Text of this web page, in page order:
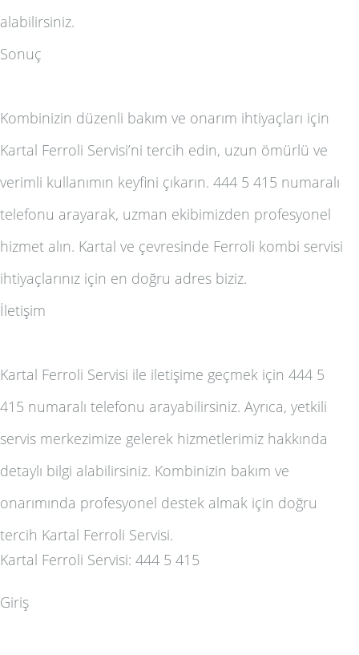
alabilirsiniz.
Sonuç
Kombinizin düzenli bakım ve onarım ihtiyaçları için
Kartal Ferroli Servisi’ni tercih edin, uzun ömürlü ve
verimli kullanımın keyfini çıkarın. 444 5 415 numaralı
telefonu arayarak, uzman ekibimizden profesyonel
hizmet alın. Kartal ve çevresinde Ferroli kombi servisi
ihtiyaçlarınız için en doğru adres biziz.
İletişim
Kartal Ferroli Servisi ile iletişime geçmek için 444 5
415 numaralı telefonu arayabilirsiniz. Ayrıca, yetkili
servis merkezimize gelerek hizmetlerimiz hakkında
detaylı bilgi alabilirsiniz. Kombinizin bakım ve
onarımında profesyonel destek almak için doğru
tercih Kartal Ferroli Servisi.
Kartal Ferroli Servisi: 444 5 415
Giriş